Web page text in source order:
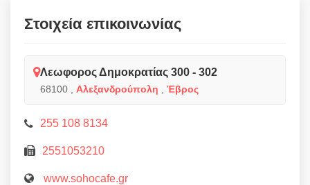
Στοιχεία επικοινωνίας
Λεωφορος Δημοκρατίας 300 - 302
68100 Αλεξανδρούπολη Έβρος
255 108 8134
2551053210
www.sohocafe.gr